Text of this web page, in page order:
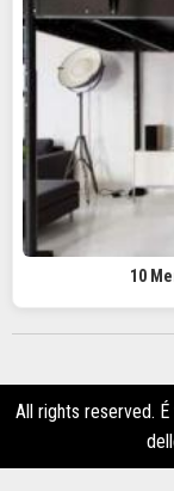
10
All rights reserved.